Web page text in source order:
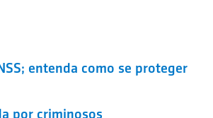
entenda como se proteger
por criminosos